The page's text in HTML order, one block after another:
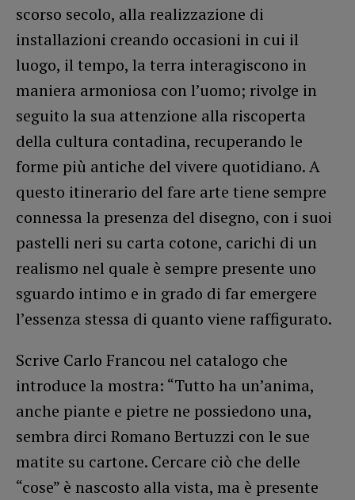
scorso secolo, alla realizzazione di
installazioni creando occasioni in cui il
luogo, il tempo, la terra interagiscono in
maniera armoniosa con l’uomo; rivolge in
seguito la sua attenzione alla riscoperta
della cultura contadina, recuperando le
forme più antiche del vivere quotidiano. A
questo itinerario del fare arte tiene sempre
connessa la presenza del disegno, con i suoi
pastelli neri su carta cotone, carichi di un
realismo nel quale è sempre presente uno
sguardo intimo e in grado di far emergere
l’essenza stessa di quanto viene raffigurato.
Scrive Carlo Francou nel catalogo che
introduce la mostra: “Tutto ha un’anima,
anche piante e pietre ne possiedono una,
sembra dirci Romano Bertuzzi con le sue
matite su cartone. Cercare ciò che delle
“cose” è nascosto alla vista, ma è presente